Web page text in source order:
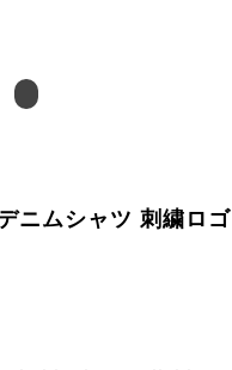
ニムシャツ 刺繍ロゴ